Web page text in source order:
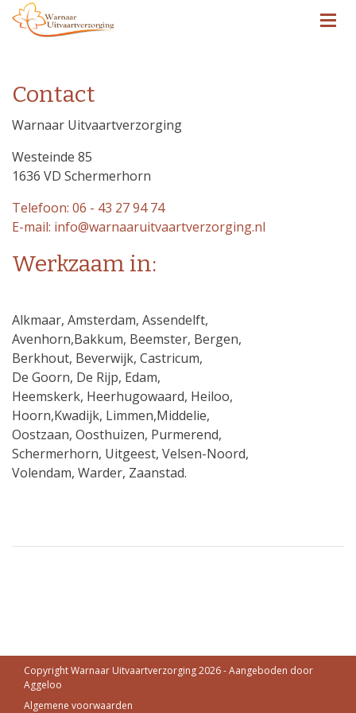
Contact
Warnaar Uitvaartverzorging
Westeinde 85
1636 VD Schermerhorn
Telefoon: 06 - 43 27 94 74
E-mail: info@warnaaruitvaartverzorging.nl
Werkzaam in:
Alkmaar, Amsterdam, Assendelft,
Avenhorn,Bakkum, Beemster, Bergen,
Berkhout, Beverwijk, Castricum,
De Goorn, De Rijp, Edam,
Heemskerk, Heerhugowaard, Heiloo,
Hoorn,Kwadijk, Limmen,Middelie,
Oostzaan, Oosthuizen, Purmerend,
Schermerhorn, Uitgeest, Velsen-Noord,
Volendam, Warder, Zaanstad.
Copyright Warnaar Uitvaartverzorging 2026 - Aangeboden door
Aggeloo
Algemene voorwaarden